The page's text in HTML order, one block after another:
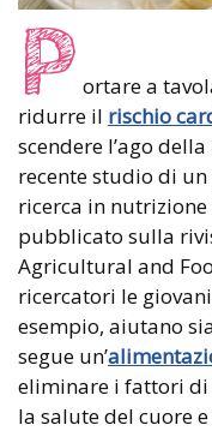
P ortare a
ridurre il rischio
scendere l’ago
recente studio di
ricerca in
pubblicato sulla
Agricultural and
ricercatori le
esempio, aiutano
segue un’
eliminare i fattori di
la salute del cuore